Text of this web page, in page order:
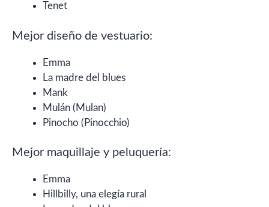
Tenet
Mejor diseño de vestuario:
Emma
La madre del blues
Mank
Mulán (Mulan)
Pinocho (Pinocchio)
Mejor maquillaje y peluquería:
Emma
Hillbilly, una elegía rural